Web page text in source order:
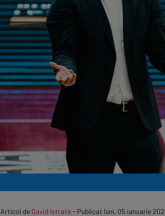
Program TV
Articol de David Istrate- Publicat luni, 05 ianuarie